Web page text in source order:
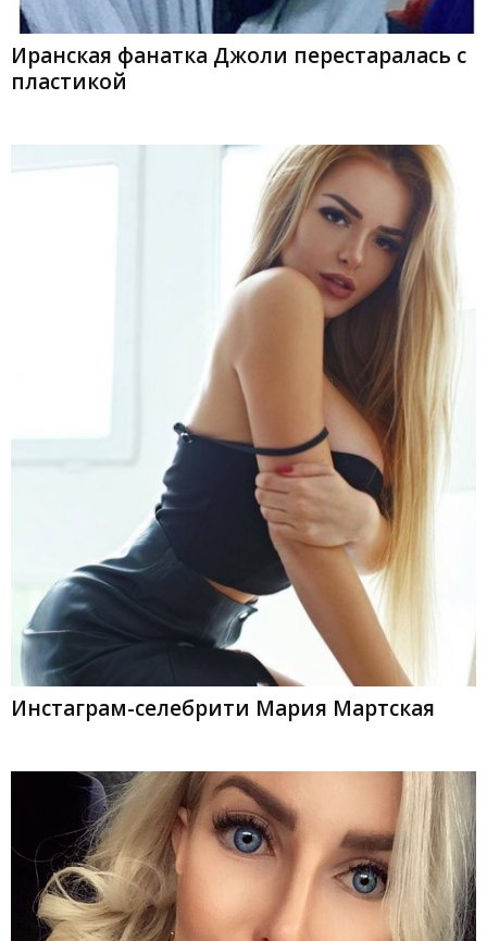
Иранская фанатка Джоли перестаралась с
пластикой
Инстаграм-селебрити Мария Мартская